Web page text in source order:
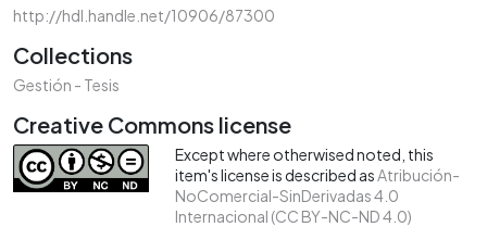
http://hdl.handle.net/10906/87300
Collections
Gestión - Tesis
Creative Commons license
Except where otherwised noted, this
item's license is described asAtribución-
NoComercial-SinDerivadas 4.0
Internacional (CC BY-NC-ND 4.0)